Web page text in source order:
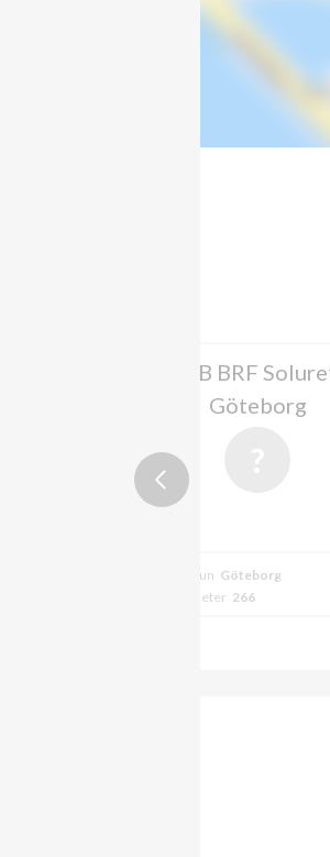
HSB BRF
Regnbågen i
Kommun Göteborg
Lägenheter 173